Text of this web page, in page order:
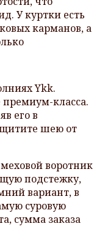
У куртки есть
карманов, а
Ykk.
класса.
его в
шею от
воротник
подстежку,
вариант, в
суровую
сумма заказа